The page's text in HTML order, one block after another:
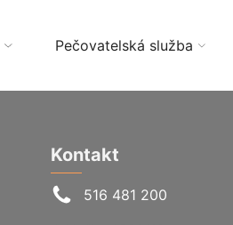
Pečovatelská služba
Kontakt
516 481 200